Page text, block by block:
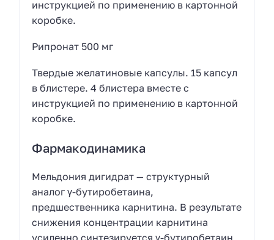
инструкцией по применению в картонной
коробке.
Рипронат 500 мг
Твердые желатиновые капсулы. 15 капсул
в блистере. 4 блистера вместе с
инструкцией по применению в картонной
коробке.
Фармакодинамика
Мельдония дигидрат — структурный
аналог γ-бутиробетаина,
предшественника карнитина. В результате
снижения концентрации карнитина
усиленно синтезируется γ-бутиробетаин,